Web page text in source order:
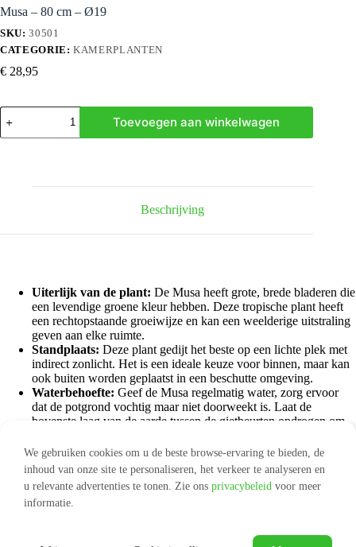
Musa – 80 cm – Ø19
SKU:30501
CATEGORIE:KAMERPLANTEN
€ 28,95
Musa
80
Toevoegen aan winkelwagen
Beschrijving
Uiterlijk van de plant: De Musa heeft grote, brede bladeren die
een levendige groene kleur hebben. Deze tropische plant heeft
een rechtopstaande groeiwijze en kan een weelderige uitstraling
geven aan elke ruimte.
Standplaats: Deze plant gedijt het beste op een lichte plek met
indirect zonlicht. Het is een ideale keuze voor binnen, maar kan
ook buiten worden geplaatst in een beschutte omgeving.
Waterbehoefte: Geef de Musa regelmatig water, zorg ervoor
dat de potgrond vochtig maar niet doorweekt is. Laat de
bovenste laag van de aarde tussen de gietbeurten opdrogen om
Verzending:Wij verpakken jouw producten in een stevige,
speciaal voor (kamer)planten ontworpen doos. De planten en de
potgrond worden beschermd door een beschermhoes. De
kamerplanten worden vastgezet in de doos. Zo wordt jouw plant
niet alleen vers en gezond, maar ook ongeschonden geleverd.
We gebruiken cookies om u de beste browse-ervaring te bieden, de
inhoud van onze site te personaliseren, het verkeer te analyseren en
u relevante advertenties te tonen. Zie ons privacybeleid voor meer
informatie.